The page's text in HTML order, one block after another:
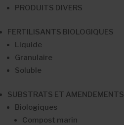
PRODUITS DIVERS
FERTILISANTS BIOLOGIQUES
Liquide
Granulaire
Soluble
SUBSTRATS ET AMENDEMENTS
Biologiques
Compost marin